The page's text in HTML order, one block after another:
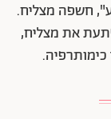
חשפה מצליח.
את מצליח,